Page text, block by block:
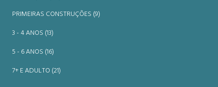
PRIMEIRAS CONSTRUÇÕES (9)
3 - 4 ANOS (13)
5 - 6 ANOS (16)
7+ E ADULTO (21)